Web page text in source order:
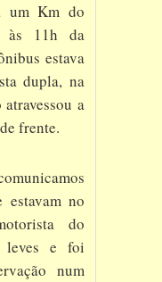
um Km do
às 11h da
estava
dupla, na
a
frente.
estavam no
do
leves e foi
num